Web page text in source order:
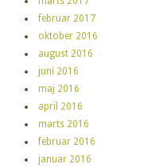
februar 2017
oktober 2016
august 2016
juni 2016
maj 2016
april 2016
marts 2016
februar 2016
januar 2016